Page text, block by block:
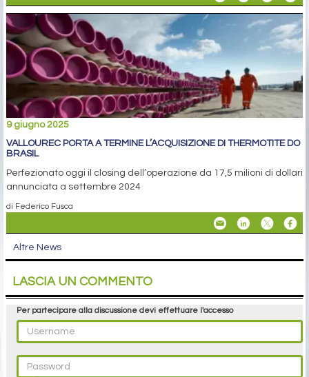
9 giugno 2025
VALLOUREC PORTA A TERMINE L’ACQUISIZIONE DI THERMOTITE DO
BRASIL
Perfezionato oggi il closing dell’operazione da 17,5 milioni di dollari
annunciata a settembre 2024
di Federico Fusca
Altre News
LASCIA UN COMMENTO
Per partecipare alla discussione devi effettuare l'accesso